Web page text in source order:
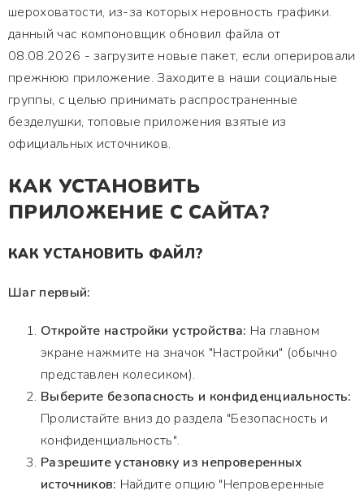
шероховатости, из-за которых неровность графики.
данный час компоновщик обновил файла от
08.08.2026 - загрузите новые пакет, если оперировали
прежнюю приложение. Заходите в наши социальные
группы, с целью принимать распространенные
безделушки, топовые приложения взятые из
официальных источников.
КАК УСТАНОВИТЬ
ПРИЛОЖЕНИЕ С САЙТА?
КАК УСТАНОВИТЬ ФАЙЛ?
Шаг первый:
Откройте настройки устройства: На главном
экране нажмите на значок "Настройки" (обычно
представлен колесиком).
Выберите безопасность и конфиденциальность:
Пролистайте вниз до раздела "Безопасность и
конфиденциальность".
Разрешите установку из непроверенных
источников: Найдите опцию "Непроверенные